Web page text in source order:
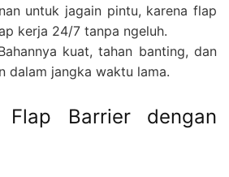
untuk jagain pintu, karena flap
kerja 24/7 tanpa ngeluh.
kuat, tahan banting, dan
dalam jangka waktu lama.
Flap Barrier dengan